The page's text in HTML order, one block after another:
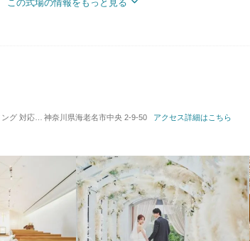
この式場の情報をもっと見る
ング 対応人数: 着席：10名 ～ 240名 挙式スタイル: 教会式(キリスト教
神奈川県海老名市中央 2-9-50 アクセス詳細はこちら